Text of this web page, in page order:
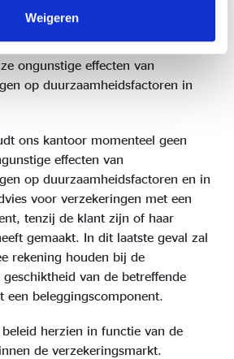
Weigeren
de verzekeringsmarkt nog niet
waardoor ons kantoor nog niet
ongunstige effecten van
op duurzaamheidsfactoren in
ons kantoor momenteel geen
effecten van
op duurzaamheidsfactoren en in
voor verzekeringen met een
tenzij de klant zijn of haar
gemaakt. In dit laatste geval zal
rekening houden bij de
van de betreffende
een beleggingscomponent.
herzien in functie van de
de verzekeringsmarkt.